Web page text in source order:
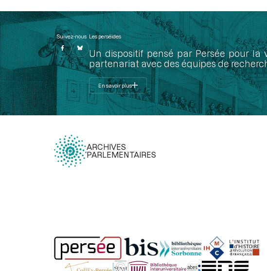
Suivez-nous Les perséides
Un dispositif pensé par Persée pour
partenariat avec des équipes de
En savoir plus
ARCHIVES
PARLEMENTAIRES